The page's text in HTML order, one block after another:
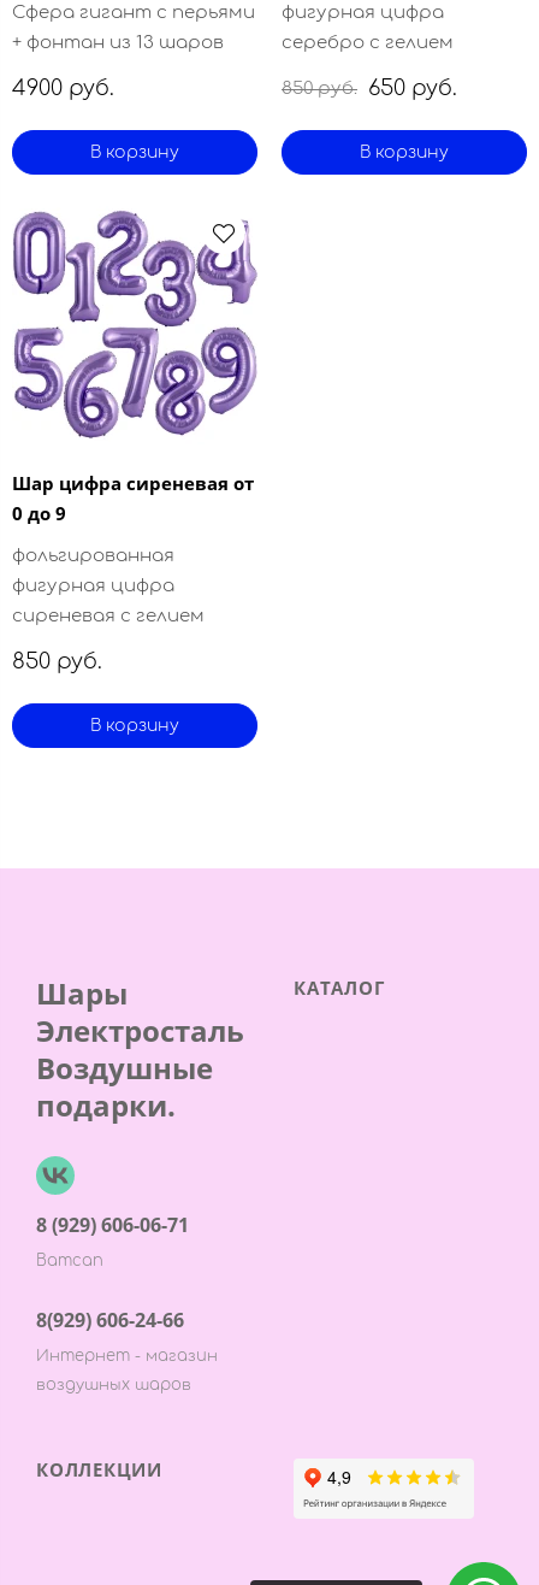
Сфера гигант с перьями
+ фонтан из 13 шаров
4900 руб.
В корзину
фигурная цифра
серебро с гелием
850 руб. 650 руб.
В корзину
Шар цифра сиреневая от
0 до 9
фольгированная
фигурная цифра
сиреневая с гелием
850 руб.
В корзину
Шары
Электросталь
Воздушные
подарки.
8 (929) 606-06-71
Ватсап
8(929) 606-24-66
Интернет - магазин
воздушных шаров
КАТАЛОГ
КОЛЛЕКЦИИ